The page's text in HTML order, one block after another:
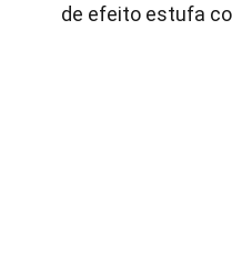
de efeito estufa